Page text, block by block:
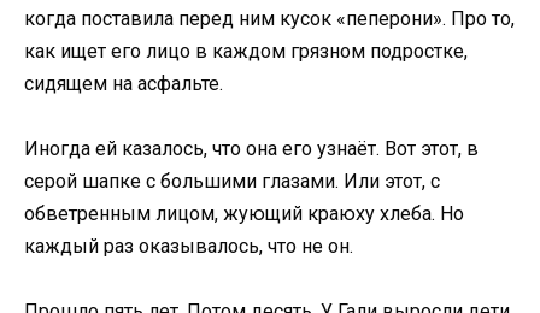
когда поставила перед ним кусок «пеперони». Про то,
как ищет его лицо в каждом грязном подростке,
сидящем на асфальте.
Иногда ей казалось, что она его узнаёт. Вот этот, в
серой шапке с большими глазами. Или этот, с
обветренным лицом, жующий краюху хлеба. Но
каждый раз оказывалось, что не он.